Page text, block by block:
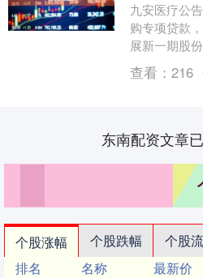
九安医疗公
购专项贷款
展新一期股
亿元(含)且
超过53....
查看： 216
东南配资文章
个股涨幅 个股跌幅 个股
排名
名称 最新价